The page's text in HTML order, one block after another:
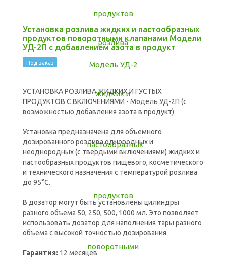
Установка розлива жидких и пастообразных
продуктов поворотными клапанами Модели
УД-2П с добавлением азота в продукт
Под заказ
УСТАНОВКА РОЗЛИВА ЖИДКИХ И ГУСТЫХ
ПРОДУКТОВ С ВКЛЮЧЕНИЯМИ - Модель УД-2П (с
возможностью добавления азота в продукт)
Установка предназначена для объемного
дозированного розлива однородных и
неоднородных (с твердыми включениями) жидких и
пастообразных продуктов пищевого, косметического
и технического назначения с температурой розлива
до 95°C.
В дозатор могут быть установлены цилиндры
разного объема 50, 250, 500, 1000 мл. Это позволяет
использовать дозатор для наполнения тары разного
объема с высокой точностью дозирования.
Гарантия: 12 месяцев